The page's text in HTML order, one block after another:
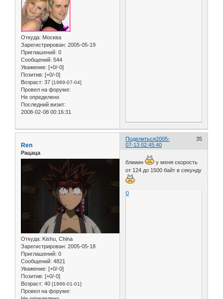
Откуда: Москва
Зарегистрирован: 2005-05-19
Приглашений: 0
Сообщений: 544
Уважение: [+0/-0]
Позитив: [+0/-0]
Возраст: 37 [1989-07-04]
Провел на форуме:
Не определено
Последний визит:
2008-02-08 00:16:31
Поделиться 35
2005-
07-13 02:45:40
Ren
Рацаца
Откуда: Kishu, China
Зарегистрирован: 2005-05-18
Приглашений: 0
Сообщений: 4821
Уважение: [+0/-0]
Позитив: [+0/-0]
Возраст: 40 [1986-01-01]
Провел на форуме:
блииин
у меня скорость
от 124 до 1500 байт в секунду
0